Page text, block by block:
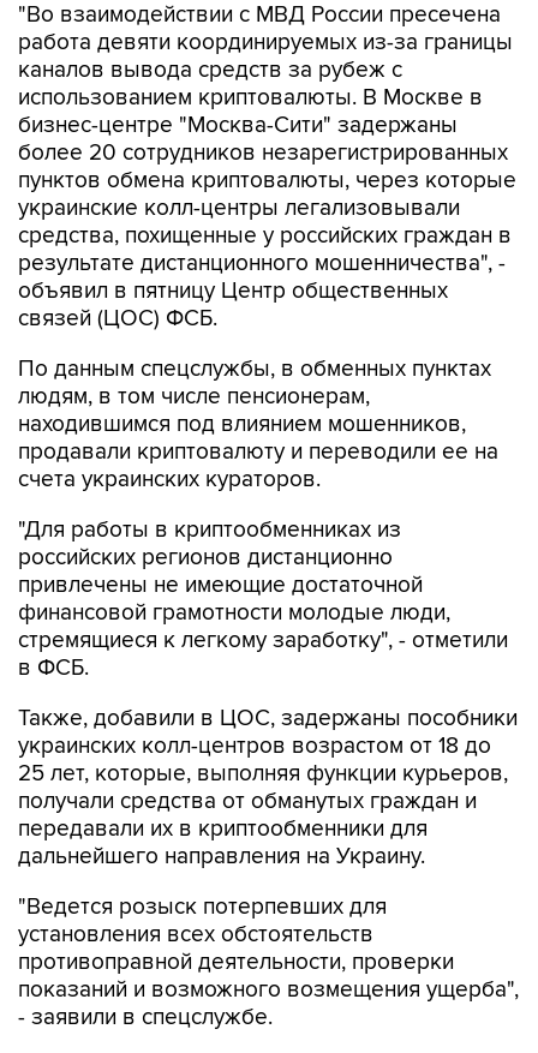
"Во взаимодействии с МВД России пресечена
работа девяти координируемых из-за границы
каналов вывода средств за рубеж с
использованием криптовалюты. В Москве в
бизнес-центре "Москва-Сити" задержаны
более 20 сотрудников незарегистрированных
пунктов обмена криптовалюты, через которые
украинские колл-центры легализовывали
средства, похищенные у российских граждан в
результате дистанционного мошенничества", -
объявил в пятницу Центр общественных
связей (ЦОС) ФСБ.
По данным спецслужбы, в обменных пунктах
людям, в том числе пенсионерам,
находившимся под влиянием мошенников,
продавали криптовалюту и переводили ее на
счета украинских кураторов.
"Для работы в криптообменниках из
российских регионов дистанционно
привлечены не имеющие достаточной
финансовой грамотности молодые люди,
стремящиеся к легкому заработку", - отметили
в ФСБ.
Также, добавили в ЦОС, задержаны пособники
украинских колл-центров возрастом от 18 до
25 лет, которые, выполняя функции курьеров,
получали средства от обманутых граждан и
передавали их в криптообменники для
дальнейшего направления на Украину.
"Ведется розыск потерпевших для
установления всех обстоятельств
противоправной деятельности, проверки
показаний и возможного возмещения ущерба",
- заявили в спецслужбе.